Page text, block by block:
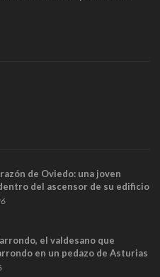
de Oviedo: una joven
del ascensor de su edificio
sus últimos minutos
el valdesano que
en un pedazo de Asturias